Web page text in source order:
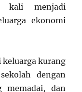
kali menjadi
ekonomi
kurang
dengan
memadai, dan